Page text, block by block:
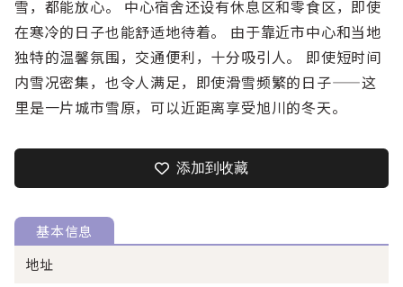
雪，都能放心。 中心宿舍还设有休息区和零食区，即使
在寒冷的日子也能舒适地待着。 由于靠近市中心和当地
独特的温馨氛围，交通便利，十分吸引人。 即使短时间
内雪况密集，也令人满足，即使滑雪频繁的日子——这
里是一片城市雪原，可以近距离享受旭川的冬天。
添加到收藏
基本信息
地址